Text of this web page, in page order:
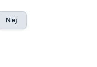
Nej